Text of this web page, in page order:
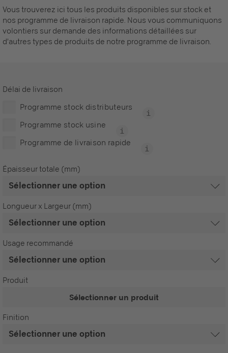
Vous trouverez ici tous les produits disponibles sur stock et
nos programme de livraison rapide. Nous vous communiquons
volontiers sur demande des informations détaillées sur
d'autres types de produits de notre programme de livraison.
Délai de livraison
Programme stock distributeurs
Programme stock usine
Programme de livraison rapide
Épaisseur totale (mm)
Longueur x Largeur (mm)
Usage recommandé
Produit
Sélectionner un produit
Finition